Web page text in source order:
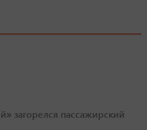
загорелся пассажирский